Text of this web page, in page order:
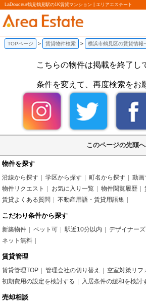
LaDouceur鶴見鶴見駅の1K賃貸マンション | エリアエステート
TOPページ 賃貸物件検索 横浜市鶴見区の賃貸情報
こちらの物件は掲載を終了し
条件を変えて、再度検索をお
このページの先頭へ
物件を探す
沿線から探す 学区から探す 町名から探す
動画
物件リクエスト
お気に入り一覧 物件閲覧履歴
賃貸よくある質問
不動産用語・賃貸用語集
こだわり条件から探す
新築物件 ペット可 駅近10分以内 デザイナーズ
ネット無料
賃貸管理
賃貸管理TOP 管理会社の切り替え
空室対策リフ
初期費用の設定を検討する
入居条件の緩和を検討
売却相談